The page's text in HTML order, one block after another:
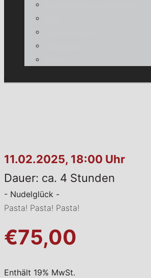
11.02.2025, 18:00 Uhr
Dauer: ca. 4 Stunden
- Nudelglück -
Pasta! Pasta! Pasta!
€75,00
Enthält 19% MwSt.